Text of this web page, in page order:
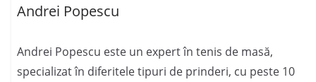
Andrei Popescu
Andrei Popescu este un expert în tenis de masă,
specializat în diferitele tipuri de prinderi, cu peste 10